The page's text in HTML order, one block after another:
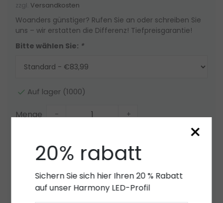
zzgl. Versandkosten
Woanders günstiger? Rufen Sie an oder schreiben Sie
uns – wir erstatten die Differenz! Tiefpreisgarantie!
Bitte wählen Sie: *
Auf lager (1000)
Menge - +
Zum Warenkorb hinzufügen
Zur Wunschliste hinzufügen
×
20% rabatt
Sichern Sie sich hier Ihren 20 % Rabatt
auf unser Harmony LED-Profil